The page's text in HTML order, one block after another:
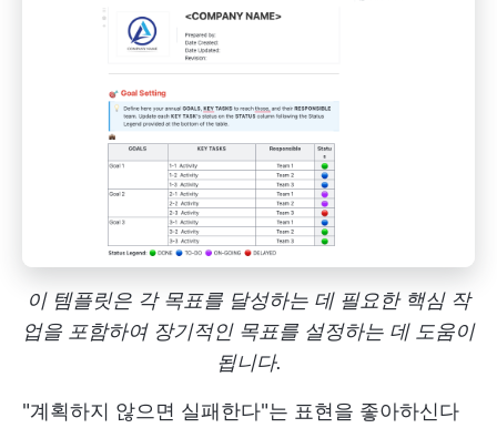
이 템플릿은 각 목표를 달성하는 데 필요한 핵심 작
업을 포함하여 장기적인 목표를 설정하는 데 도움이
됩니다.
"계획하지 않으면 실패한다"는 표현을 좋아하신다